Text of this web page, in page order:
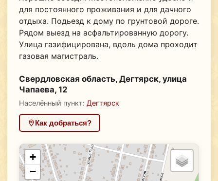
для постоянного проживания и для дачного
отдыха. Подьезд к дому по грунтовой дороге.
Рядом выезд на асфальтированную дорогу.
Улица газифицирована, вдоль дома проходит
газовая магистраль.
Свердловская область, Дегтярск, улица
Чапаева, 12
Населённый пункт: Дегтярск
Как добраться?
+
−